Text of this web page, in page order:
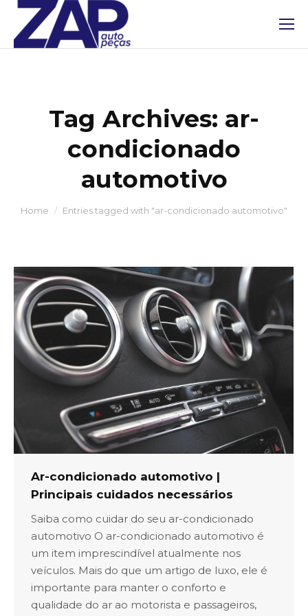
Tag Archives: ar-
condicionado
automotivo
You are here:
Home Entries tagged with "ar-condicionado automotivo"
Ar-condicionado automotivo |
Principais cuidados necessários
Saiba como cuidar do seu ar-condicionado
automotivo O ar-condicionado automotivo é
um item imprescindível atualmente nos
veículos. Mais do que um artigo de luxo, ele é
importante para manter o conforto e
qualidade do ar ao motorista e passageiros,